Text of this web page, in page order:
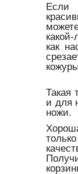
Если
как
Такая
и для
ножи.